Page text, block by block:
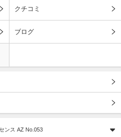
クチコミ
ブログ
ンス AZ No.053